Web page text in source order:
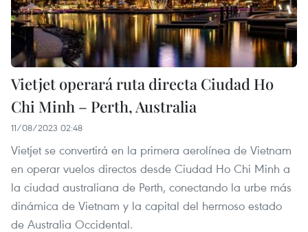
Vietjet operará ruta directa Ciudad Ho
Chi Minh – Perth, Australia
11/08/2023 02:48
Vietjet se convertirá en la primera aerolínea de Vietnam
en operar vuelos directos desde Ciudad Ho Chi Minh a
la ciudad australiana de Perth, conectando la urbe más
dinámica de Vietnam y la capital del hermoso estado
de Australia Occidental.